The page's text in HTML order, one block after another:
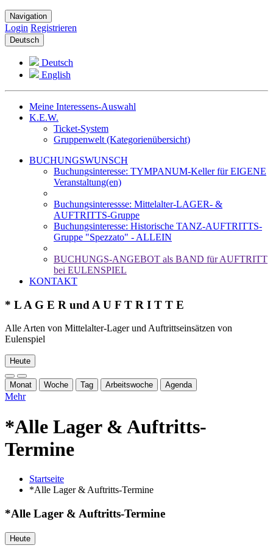
Navigation
Login Registrieren
Deutsch
Deutsch
English
Meine Interessens-Auswahl
K.E.W.
Ticket-System
Gruppenwelt (Kategorienübersicht)
BUCHUNGSWUNSCH
Buchungsinteresse: TYMPANUM-Keller für EIGENE
Veranstaltung(en)
Buchungsinteressse: Mittelalter-LAGER- &
AUFTRITTS-Gruppe
Buchungsinteresse: Historische TANZ-AUFTRITTS-
Gruppe "Spezzato" - ALLEIN
BUCHUNGS-ANGEBOT als BAND für AUFTRITT
bei EULENSPIEL
KONTAKT
* L A G E R und A U F T R I T T E
Alle Arten von Mittelalter-Lager und Auftrittseinsätzen von
Eulenspiel
Heute
Monat Woche Tag Arbeitswoche Agenda
Mehr
*Alle Lager & Auftritts-
Termine
Startseite
*Alle Lager & Auftritts-Termine
*Alle Lager & Auftritts-Termine
Heute